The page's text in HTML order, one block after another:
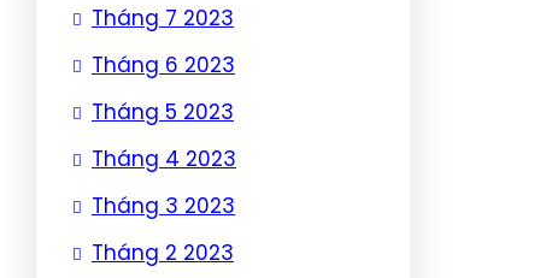
Tháng 7 2023
Tháng 6 2023
Tháng 5 2023
Tháng 4 2023
Tháng 3 2023
Tháng 2 2023